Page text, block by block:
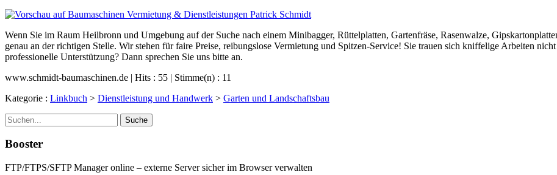
Wenn Sie im Raum Heilbronn und Umgebung auf der Suche nach einem Minibagger, Rüttelplatten, Gartenfräse, Rasenwalze,
genau an der richtigen Stelle. Wir stehen für faire Preise, reibungslose Vermietung und Spitzen-Service! Sie trauen sich kniffelige Arbeiten
professionelle Unterstützung? Dann sprechen Sie uns bitte an.
www.schmidt-baumaschinen.de | Hits : 55 | Stimme(n) : 11
Kategorie : Linkbuch > Dienstleistung und Handwerk > Garten und Landschaftsbau
Suche
Booster
FTP/FTPS/SFTP Manager online – externe Server sicher im Browser verwalten